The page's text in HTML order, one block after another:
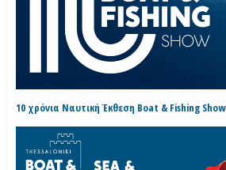
10 χρόνια Ναυτική Έκθεση Boat & Fishing Show